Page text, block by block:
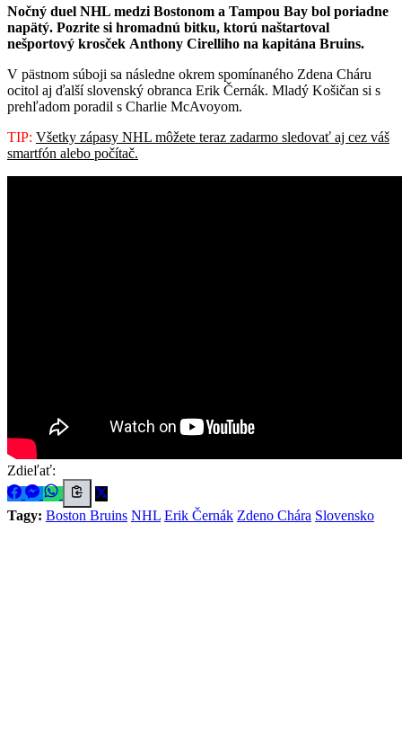
Nočný duel NHL medzi Bostonom a Tampou Bay bol poriadne
napätý. Pozrite si hromadnú bitku, ktorú naštartoval
nešportový krosček Anthony Cirelliho na kapitána Bruins.
V pästnom súboji sa následne okrem spomínaného Zdena Cháru
ocitol aj ďalší slovenský obranca Erik Černák. Mladý Košičan si s
prehľadom poradil s Charlie McAvoyom.
TIP: Všetky zápasy NHL môžete teraz zadarmo sledovať aj cez váš
smartfón alebo počítač.
Zdieľať:
Tagy: Boston Bruins NHL Erik Černák Zdeno Chára Slovensko